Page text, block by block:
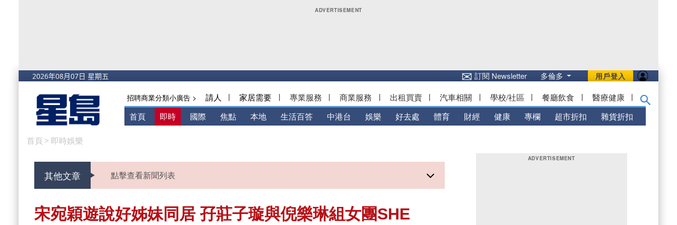
用戶登入
✉訂閱 Newsletter 多倫多
招聘商業分類小廣告 > 請人 | 家居需要 | 專業服務 | 商業服務 | 出租買賣 | 汽車相關 | 學校/社區 | 餐廳飲食 | 醫療健康 |
首頁 即時 國際 焦點 本地 生活百答 中港台 娛樂 好去處 體育 財經 健康 專欄 超市折扣 雜貨折扣
首頁 > 即時娛樂
其他文章 點擊查看新聞列表
宋宛穎遊說好姊妹同居 孖莊子璇與倪樂琳組女團SHE